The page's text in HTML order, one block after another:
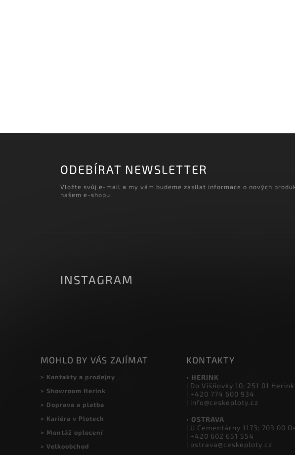
MOHLO BY VÁS ZAJÍMAT
> Kontakty a prodejny
> Showroom Herink
> Doprava a platba
KONTAKTY
• HERINK
| Do Višňovky 10; 251 01 Herink
| +420 774 600 934
| info@ceskeploty.cz